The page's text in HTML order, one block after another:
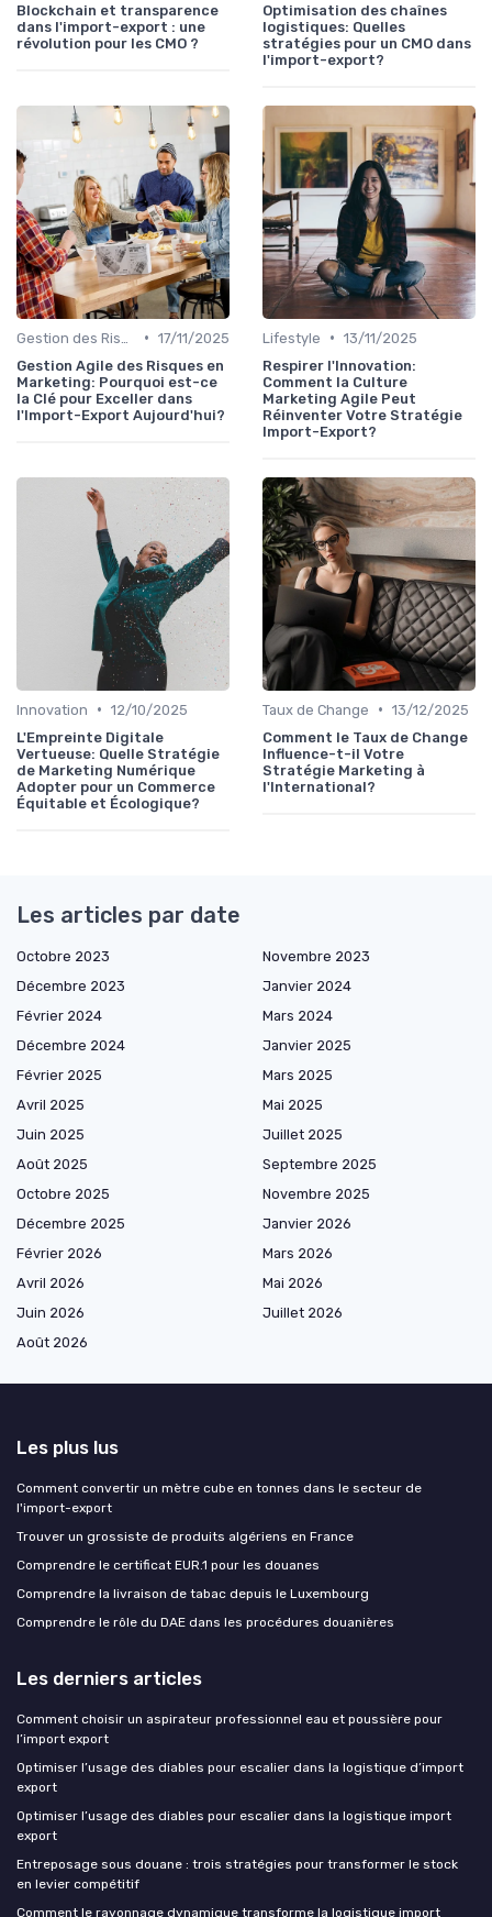
Blockchain et transparence
dans l'import-export : une
révolution pour les CMO ?
Optimisation des chaînes
logistiques: Quelles
stratégies pour un CMO dans
l'import-export?
• 17/11/2025
Gestion Agile des Risques en
Marketing: Pourquoi est-ce
la Clé pour Exceller dans
l'Import-Export Aujourd'hui?
Lifestyle • 13/11/2025
Respirer l'Innovation:
Comment la Culture
Marketing Agile Peut
Réinventer Votre Stratégie
Import-Export?
Innovation • 12/10/2025
L'Empreinte Digitale
Vertueuse: Quelle Stratégie
de Marketing Numérique
Adopter pour un Commerce
Équitable et Écologique?
Taux de Change • 13/12/2025
Comment le Taux de Change
Influence-t-il Votre
Stratégie Marketing à
l'International?
Les articles par date
Octobre 2023
Novembre 2023
Décembre 2023
Janvier 2024
Février 2024
Mars 2024
Décembre 2024
Janvier 2025
Février 2025
Mars 2025
Avril 2025
Mai 2025
Juin 2025
Juillet 2025
Août 2025
Septembre 2025
Octobre 2025
Novembre 2025
Décembre 2025
Janvier 2026
Février 2026
Mars 2026
Avril 2026
Mai 2026
Juin 2026
Juillet 2026
Août 2026
Les plus lus
Comment convertir un mètre cube en tonnes dans le secteur de
l'import-export
Trouver un grossiste de produits algériens en France
Comprendre le certificat EUR.1 pour les douanes
Comprendre la livraison de tabac depuis le Luxembourg
Comprendre le rôle du DAE dans les procédures douanières
Les derniers articles
Comment choisir un aspirateur professionnel eau et poussière pour
l’import export
Optimiser l’usage des diables pour escalier dans la logistique d’import
export
Optimiser l’usage des diables pour escalier dans la logistique import
export
Entreposage sous douane : trois stratégies pour transformer le stock
en levier compétitif
Comment le rayonnage dynamique transforme la logistique import